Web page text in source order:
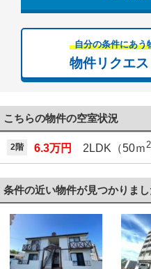
自分の条件にあう
物件リクエ
こちらの物件の空室状況
2階 6.3万円 2LDK（50ｍ2
条件の近い物件が見つかりまし